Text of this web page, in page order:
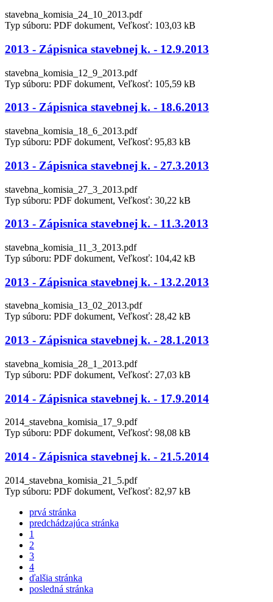
stavebna_komisia_24_10_2013.pdf
Typ súboru: PDF dokument, Veľkosť: 103,03 kB
2013 - Zápisnica stavebnej k. - 12.9.2013
stavebna_komisia_12_9_2013.pdf
Typ súboru: PDF dokument, Veľkosť: 105,59 kB
2013 - Zápisnica stavebnej k. - 18.6.2013
stavebna_komisia_18_6_2013.pdf
Typ súboru: PDF dokument, Veľkosť: 95,83 kB
2013 - Zápisnica stavebnej k. - 27.3.2013
stavebna_komisia_27_3_2013.pdf
Typ súboru: PDF dokument, Veľkosť: 30,22 kB
2013 - Zápisnica stavebnej k. - 11.3.2013
stavebna_komisia_11_3_2013.pdf
Typ súboru: PDF dokument, Veľkosť: 104,42 kB
2013 - Zápisnica stavebnej k. - 13.2.2013
stavebna_komisia_13_02_2013.pdf
Typ súboru: PDF dokument, Veľkosť: 28,42 kB
2013 - Zápisnica stavebnej k. - 28.1.2013
stavebna_komisia_28_1_2013.pdf
Typ súboru: PDF dokument, Veľkosť: 27,03 kB
2014 - Zápisnica stavebnej k. - 17.9.2014
2014_stavebna_komisia_17_9.pdf
Typ súboru: PDF dokument, Veľkosť: 98,08 kB
2014 - Zápisnica stavebnej k. - 21.5.2014
2014_stavebna_komisia_21_5.pdf
Typ súboru: PDF dokument, Veľkosť: 82,97 kB
prvá stránka
predchádzajúca stránka
1
2
3
4
ďalšia stránka
posledná stránka